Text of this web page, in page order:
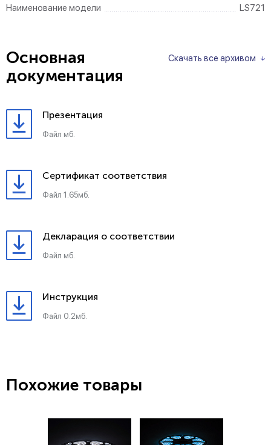
Наименование модели
LS721
Скачать все архивом
Основная
документация
Презентация
Файл мб.
Сертификат соответствия
Файл 1.65мб.
Декларация о соответствии
Файл мб.
Инструкция
Файл 0.2мб.
Похожие товары